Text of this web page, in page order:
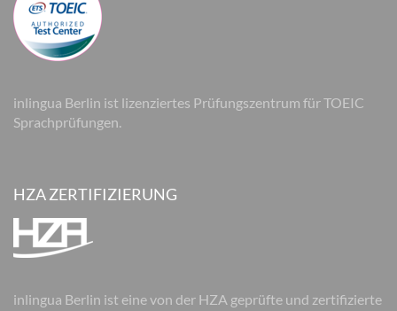
inlingua Berlin ist lizenziertes Prüfungszentrum für TOEIC
Sprachprüfungen.
HZA ZERTIFIZIERUNG
inlingua Berlin ist eine von der HZA geprüfte und zertifizierte